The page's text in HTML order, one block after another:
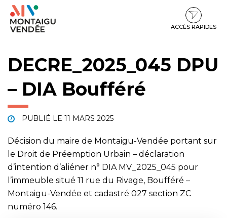
Gestion des traceurs
Aller
Aller
contenu
Aller
pied
ACCÈS RAPIDES
DECRE_2025_045 DPU
– DIA Boufféré
PUBLIÉ LE 11 MARS 2025
Décision du maire de Montaigu-Vendée portant sur
le Droit de Préemption Urbain – déclaration
d’intention d’aliéner n° DIA MV_2025_045 pour
l’immeuble situé 11 rue du Rivage, Boufféré –
Montaigu-Vendée et cadastré 027 section ZC
numéro 146.